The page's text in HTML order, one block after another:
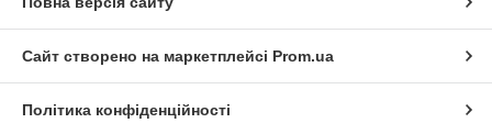
Сайт створено на маркетплейсі Prom.ua
Політика конфіденційності